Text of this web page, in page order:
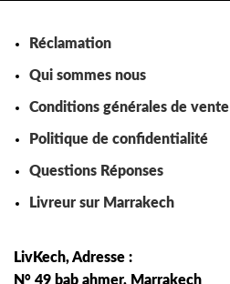
Réclamation
Qui sommes nous
Conditions générales de vente
Politique de confidentialité
Questions Réponses
Livreur sur Marrakech
LivKech, Adresse :
N° 49 bab ahmer, Marrakech